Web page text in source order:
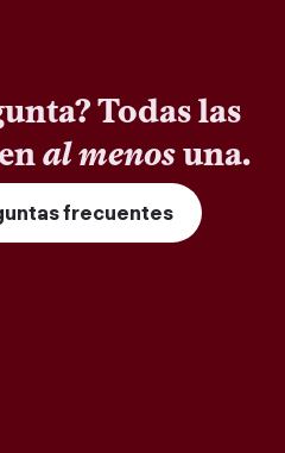
Todas las
al menosuna.
frecuentes